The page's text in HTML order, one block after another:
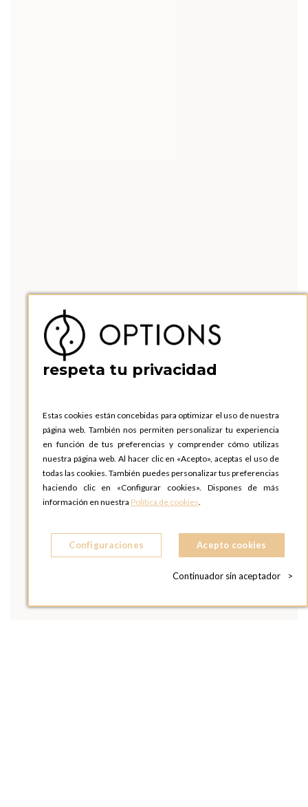
respeta tu privacidad
Estas cookies están concebidas para optimizar el uso de nuestra
página web. También nos permiten personalizar tu experiencia
en función de tus preferencias y comprender cómo utilizas
nuestra página web. Al hacer clic en «Acepto», aceptas el uso de
todas las cookies. También puedes personalizar tus preferencias
haciendo clic en «Configurar cookies». Dispones de más
información en nuestra Política de cookies.
Configuraciones Acepto cookies
Continuador sin aceptador >